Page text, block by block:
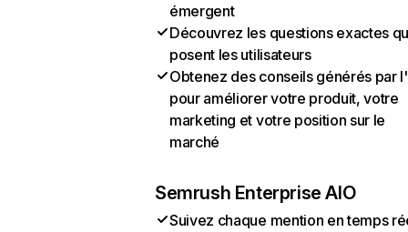
émergent
Découvrez les questions exactes
posent les utilisateurs
Obtenez des conseils générés par
pour améliorer votre produit, votre
marketing et votre position sur le
marché
Semrush Enterprise AIO
Suivez chaque mention en temps